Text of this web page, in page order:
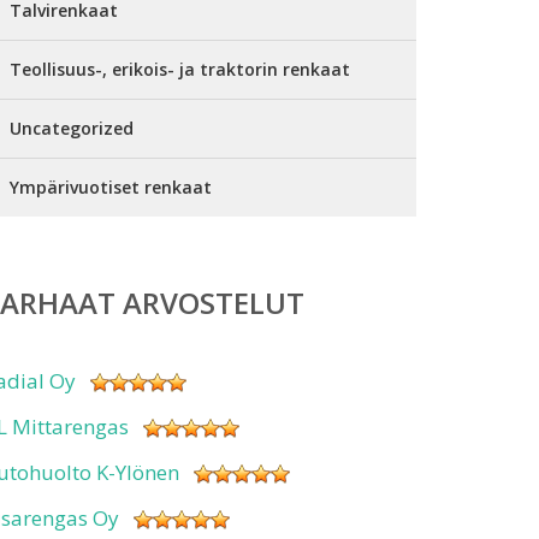
Talvirenkaat
Teollisuus-, erikois- ja traktorin renkaat
Uncategorized
Ympärivuotiset renkaat
ARVOSTELUT
Oy
Mittarengas
K-Ylönen
Oy